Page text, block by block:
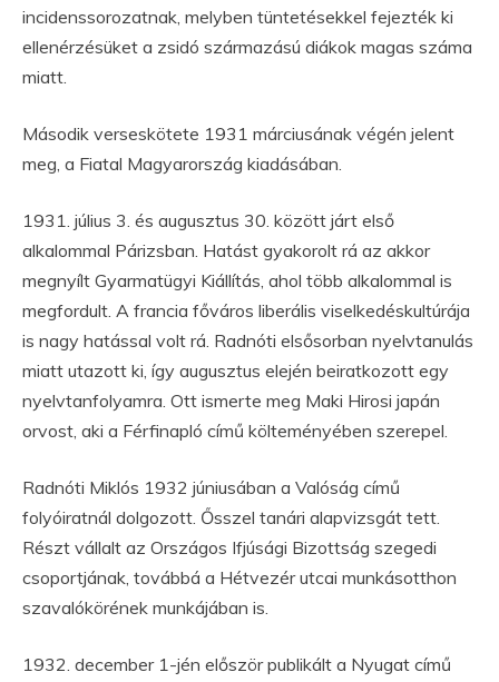
incidenssorozatnak, melyben tüntetésekkel fejezték ki
ellenérzésüket a zsidó származású diákok magas száma
miatt.
Második verseskötete 1931 márciusának végén jelent
meg, a Fiatal Magyarország kiadásában.
1931. július 3. és augusztus 30. között járt első
alkalommal Párizsban. Hatást gyakorolt rá az akkor
megnyílt Gyarmatügyi Kiállítás, ahol több alkalommal is
megfordult. A francia főváros liberális viselkedéskultúrája
is nagy hatással volt rá. Radnóti elsősorban nyelvtanulás
miatt utazott ki, így augusztus elején beiratkozott egy
nyelvtanfolyamra. Ott ismerte meg Maki Hirosi japán
orvost, aki a Férfinapló című költeményében szerepel.
Radnóti Miklós 1932 júniusában a Valóság című
folyóiratnál dolgozott. Ősszel tanári alapvizsgát tett.
Részt vállalt az Országos Ifjúsági Bizottság szegedi
csoportjának, továbbá a Hétvezér utcai munkásotthon
szavalókörének munkájában is.
1932. december 1-jén először publikált a Nyugat című